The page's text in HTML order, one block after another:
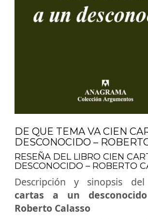
DE QUE TEMA VA CIEN
DESCONOCIDO –
RESEÑA DEL LIBRO CIEN
DESCONOCIDO – ROBERTO
Descripción y sinopsis
cartas a un
Roberto Calasso